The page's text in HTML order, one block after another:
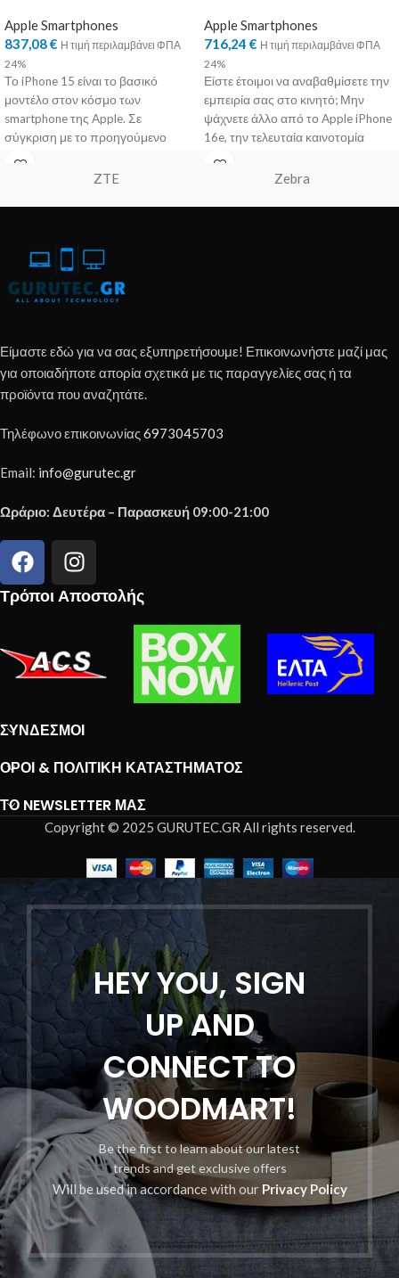
Apple Smartphones
837,08€ Η τιμή περιλαμβάνει ΦΠΑ
24%
Το iPhone 15 είναι το βασικό
μοντέλο στον κόσμο των
smartphone της Apple. Σε
σύγκριση με το προηγούμενο
μοντέλο, υπάρχουν
Apple Smartphones
716,24 € Η τιμή περιλαμβάνει ΦΠΑ
24%
Είστε έτοιμοι να αναβαθμίσετε την
εμπειρία σας στο κινητό; Μην
ψάχνετε άλλο από το Apple iPhone
16e, την τελευταία καινοτομία
ZTE Zebra
Είμαστε εδώ για να σας εξυπηρετήσουμε! Επικοινωνήστε μαζί μας
για οποιαδήποτε απορία σχετικά με τις παραγγελίες σας ή τα
προϊόντα που αναζητάτε.
Τηλέφωνο επικοινωνίας6973045703
Email: info@gurutec.gr
Ωράριο: Δευτέρα – Παρασκευή 09:00-21:00
Τρόποι Αποστολής
ΣΎΝΔΕΣΜΟΙ
ΌΡΟΙ & ΠΟΛΙΤΙΚΉ ΚΑΤΑΣΤΉΜΑΤΟΣ
ΤΟ NEWSLETTER ΜΑΣ
Copyright © 2025 GURUTEC.GR All rights reserved.
HEY YOU, SIGN
UP AND
CONNECT TO
WOODMART!
Be the first to learn about our latest
trends and get exclusive offers
Will be used in accordance with our Privacy Policy